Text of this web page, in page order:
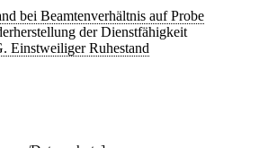
bei Beamtenverhältnis auf Probe
der Dienstfähigkeit
Einstweiliger Ruhestand